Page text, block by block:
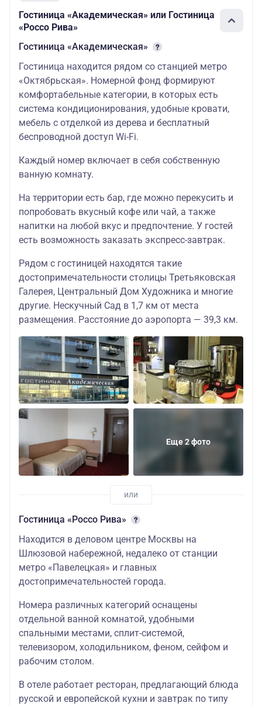
Доп. место 18800 3500
Гостиница «Академическая» или Гостиница
«Россо Рива»
Гостиница «Академическая»
Гостиница находится рядом со станцией метро
«Октябрьская». Номерной фонд формируют
комфортабельные категории, в которых есть
система кондиционирования, удобные кровати,
мебель с отделкой из дерева и бесплатный
беспроводной доступ Wi-Fi.
Каждый номер включает в себя собственную
ванную комнату.
На территории есть бар, где можно перекусить и
попробовать вкусный кофе или чай, а также
напитки на любой вкус и предпочтение. У гостей
есть возможность заказать экспресс-завтрак.
Рядом с гостиницей находятся такие
достопримечательности столицы Третьяковская
Галерея, Центральный Дом Художника и многие
другие. Нескучный Сад в 1,7 км от места
размещения. Расстояние до аэропорта — 39,3 км.
Еще 2 фото
Гостиница «Россо Рива»
Находится в деловом центре Москвы на
Шлюзовой набережной, недалеко от станции
метро «Павелецкая» и главных
достопримечательностей города.
Номера различных категорий оснащены
отдельной ванной комнатой, удобными
спальными местами, сплит-системой,
телевизором, холодильником, феном, сейфом и
рабочим столом.
В отеле работает ресторан, предлагающий блюда
русской и европейской кухни и завтрак по типу